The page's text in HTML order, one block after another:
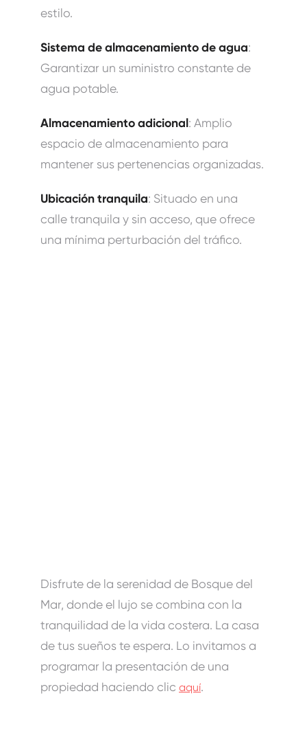
estilo.
Sistema de almacenamiento de agua:
Garantizar un suministro constante de
agua potable.
Almacenamiento adicional: Amplio
espacio de almacenamiento para
mantener sus pertenencias organizadas.
Ubicación tranquila: Situado en una
calle tranquila y sin acceso, que ofrece
una mínima perturbación del tráfico.
Disfrute de la serenidad de Bosque del
Mar, donde el lujo se combina con la
tranquilidad de la vida costera. La casa
de tus sueños te espera. Lo invitamos a
programar la presentación de una
propiedad haciendo clic aquí.